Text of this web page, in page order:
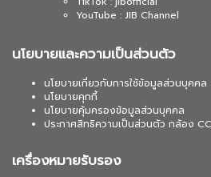
YouTube : JIB Channel
นโยบายและความเป็นส่วนตัว
นโยบายเกี่ยวกับการใช้ข้อมูลส่วนบุคคล
นโยบายคุกกี้
นโยบายคุ้มครองข้อมูลส่วนบุคคล
ประกาศสิทธิความเป็นส่วนตัว กล้อง
เครื่องหมายรับรอง